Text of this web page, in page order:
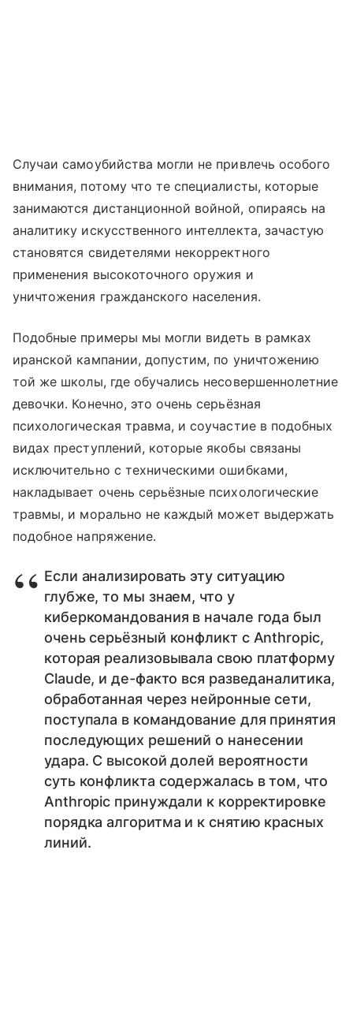
Случаи самоубийства могли не привлечь особого
внимания, потому что те специалисты, которые
занимаются дистанционной войной, опираясь на
аналитику искусственного интеллекта, зачастую
становятся свидетелями некорректного
применения высокоточного оружия и
уничтожения гражданского населения.
Подобные примеры мы могли видеть в рамках
иранской кампании, допустим, по уничтожению
той же школы, где обучались несовершеннолетние
девочки. Конечно, это очень серьёзная
психологическая травма, и соучастие в подобных
видах преступлений, которые якобы связаны
исключительно с техническими ошибками,
накладывает очень серьёзные психологические
травмы, и морально не каждый может выдержать
подобное напряжение.
Если анализировать эту ситуацию
глубже, то мы знаем, что у
киберкомандования в начале года был
очень серьёзный конфликт с Anthropic,
которая реализовывала свою платформу
Claude, и де-факто вся разведаналитика,
обработанная через нейронные сети,
поступала в командование для принятия
последующих решений о нанесении
удара. С высокой долей вероятности
суть конфликта содержалась в том, что
Anthropic принуждали к корректировке
порядка алгоритма и к снятию красных
линий.